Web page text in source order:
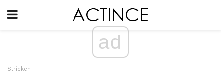
ad
Stricken